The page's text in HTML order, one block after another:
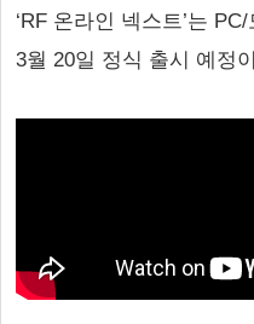
‘RF 온라인 넥스트’는
3월 20일 정식 출시 예정